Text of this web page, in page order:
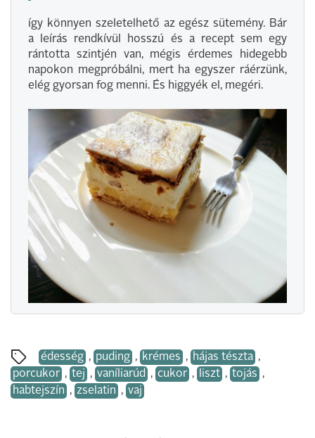
így könnyen szeletelhető az egész sütemény. Bár
a leírás rendkívül hosszú és a recept sem egy
rántotta szintjén van, mégis érdemes hidegebb
napokon megpróbálni, mert ha egyszer ráérzünk,
elég gyorsan fog menni. És higgyék el, megéri.
édesség , puding , krémes , hájas tészta ,
porcukor , tej , vaníliarúd , cukor , liszt , tojás ,
habtejszín , zselatin , vaj